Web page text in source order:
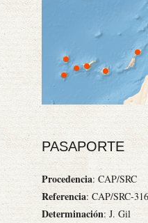
PASAPORTE
Procedencia: CAP/SRC
Referencia: CAP/SRC-316
Determinación: J. Gil